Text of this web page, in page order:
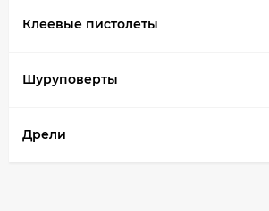
Клеевые пистолеты
Шуруповерты
Дрели